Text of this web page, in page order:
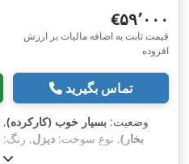
‎€۵۹٬۰۰۰
قیمت ثابت به اضافه مالیات بر ارزش
افزوده
تماس بگیرید
وضعیت: بسیار خوب (کارکرده),
بخار), نوع سوخت: دیزل, رنگ:
,